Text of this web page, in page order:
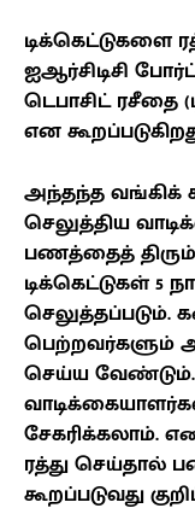
டிக்கெட்டுகளை
ஐஆர்சிடிசி
டெபாசிட் ரசீதை
என
அந்தந்த வங்கிக்
செலுத்திய
பணத்தைத்
டிக்கெட்டுகள்5
செலுத்தப்படும்.
பெற்றவர்களும்
செய்ய வேண்டும்.
சேகரிக்கலாம்.
ரத்து செய்தால்
கூறப்படுவது